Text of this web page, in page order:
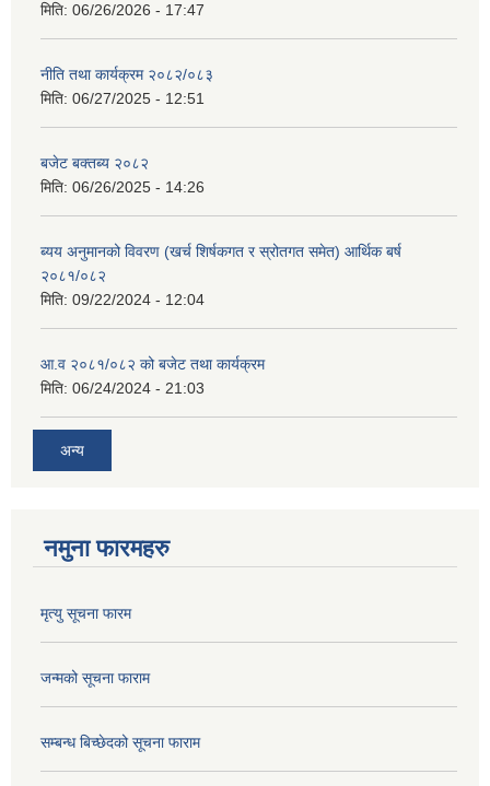
मिति: 06/26/2026 - 17:47
नीति तथा कार्यक्रम २०८२/०८३
मिति: 06/27/2025 - 12:51
बजेट बक्तब्य २०८२
मिति: 06/26/2025 - 14:26
ब्यय अनुमानको विवरण (खर्च शिर्षकगत र स्रोतगत समेत) आर्थिक बर्ष
२०८१/०८२
मिति: 09/22/2024 - 12:04
आ.व २०८१/०८२ को बजेट तथा कार्यक्रम
मिति: 06/24/2024 - 21:03
अन्य
नमुना फारमहरु
मृत्यु सूचना फारम
जन्मको सूचना फाराम
सम्बन्ध बिच्छेदको सूचना फाराम